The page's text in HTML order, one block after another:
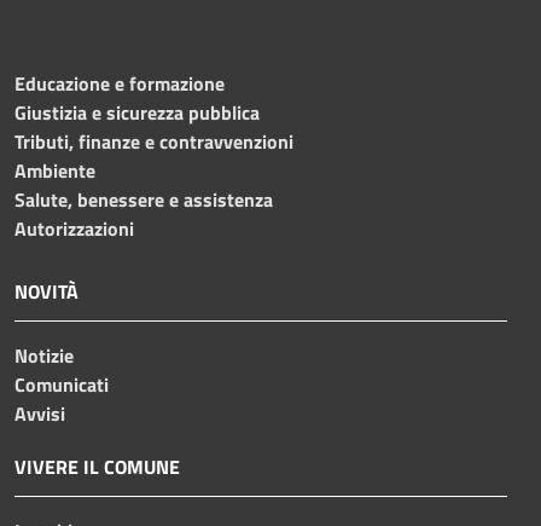
Educazione e formazione
Giustizia e sicurezza pubblica
Tributi, finanze e contravvenzioni
Ambiente
Salute, benessere e assistenza
Autorizzazioni
NOVITÀ
Notizie
Comunicati
Avvisi
VIVERE IL COMUNE